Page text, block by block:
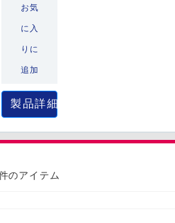
お気
に入
りに
追加
製品詳細
のアイテム